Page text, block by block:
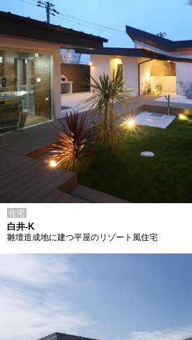
住宅
白井-K
雛壇造成地に建つ平屋のリゾート風住宅